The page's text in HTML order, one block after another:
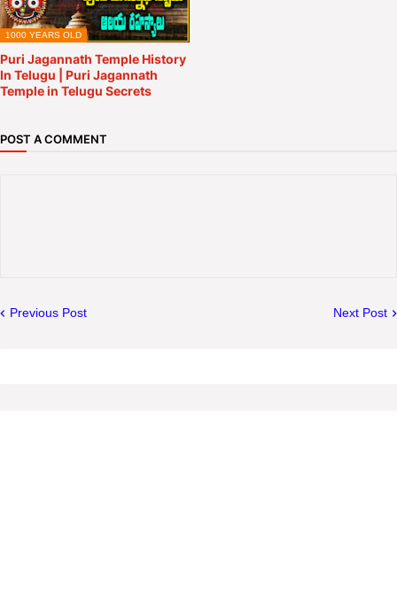
1000 YEARS OLD
Puri Jagannath Temple History
In Telugu | Puri Jagannath
Temple in Telugu Secrets
POST A COMMENT
Previous Post Next Post